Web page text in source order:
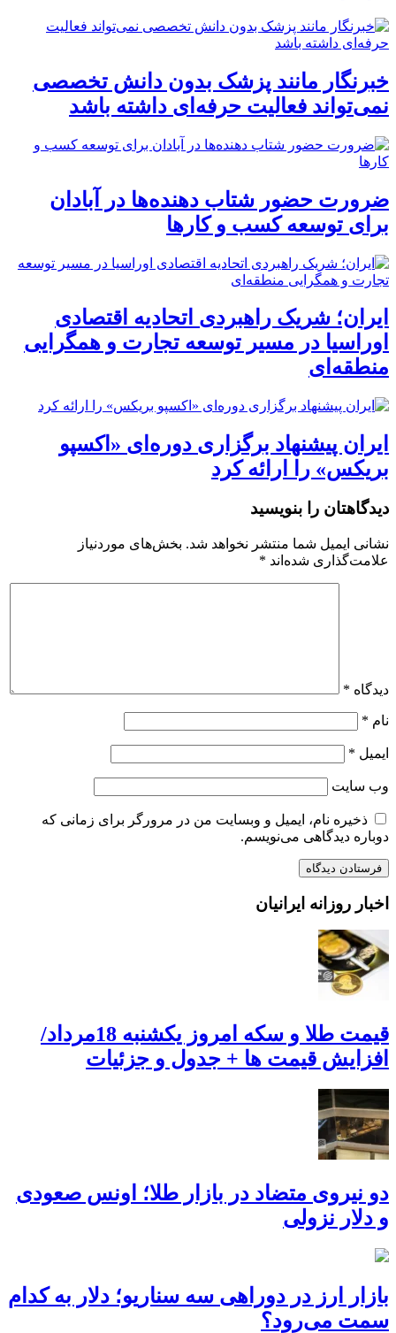
خبرنگار مانند پزشک بدون دانش تخصصی
نمی‌تواند فعالیت حرفه‌ای داشته باشد
ضرورت حضور شتاب ‌دهنده‌ها در آبادان
برای توسعه کسب‌ و کارها
ایران؛ شریک راهبردی اتحادیه اقتصادی
اوراسیا در مسیر توسعه تجارت و همگرایی
منطقه‌ای
ایران پیشنهاد برگزاری دوره‌ای «اکسپو
بریکس» را ارائه کرد
دیدگاهتان را بنویسید
نشانی ایمیل شما منتشر نخواهد شد. بخش‌های موردنیاز
علامت‌گذاری شده‌اند *
دیدگاه *
نام *
ایمیل *
وب‌ سایت
ذخیره نام، ایمیل و وبسایت من در مرورگر برای زمانی که
دوباره دیدگاهی می‌نویسم.
اخبار روزانه ایرانیان
قیمت طلا و سکه امروز یکشنبه 18مرداد/
افزایش قیمت ها + جدول و جزئیات
دو نیروی متضاد در بازار طلا؛ اونس صعودی
و دلار نزولی
بازار ارز در دوراهی سه سناریو؛ دلار به کدام
سمت می‌رود؟